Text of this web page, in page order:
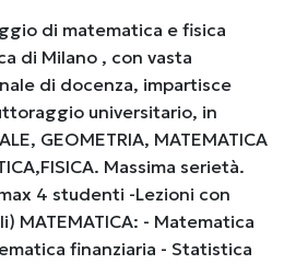
di matematica e fisica
di Milano , con vasta
di docenza, impartisce
universitario, in
GEOMETRIA, MATEMATICA
Massima serietà.
4 studenti -Lezioni con
MATEMATICA: - Matematica
finanziaria - Statistica